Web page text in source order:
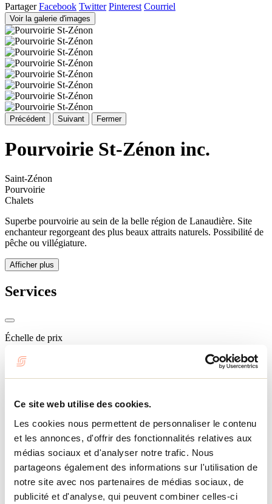
Ce site web utilise des cookies.
Les cookies nous permettent de personnaliser le contenu
et les annonces, d'offrir des fonctionnalités relatives aux
médias sociaux et d'analyser notre trafic. Nous
partageons également des informations sur l'utilisation de
notre site avec nos partenaires de médias sociaux, de
publicité et d'analyse, qui peuvent combiner celles-ci
Partager Facebook Twitter Pinterest Courriel
Voir la galerie d'images
Précédent Suivant Fermer
Pourvoirie St-Zénon inc.
Saint-Zénon
Pourvoirie
Chalets
Superbe pourvoirie au sein de la belle région de Lanaudière. Site
enchanteur regorgeant des plus beaux attraits naturels. Possibilité de
pêche ou villégiature.
Afficher plus
Services
Échelle de prix
Pourvoirie - informations
Nombre de chalets: 15
Prix maximum: 1 500 $
Prix minimum: 80 $
Activités sur place ou à proximité
Pêche
Pêche blanche
Vélo de montagne
Randonnée pédestre